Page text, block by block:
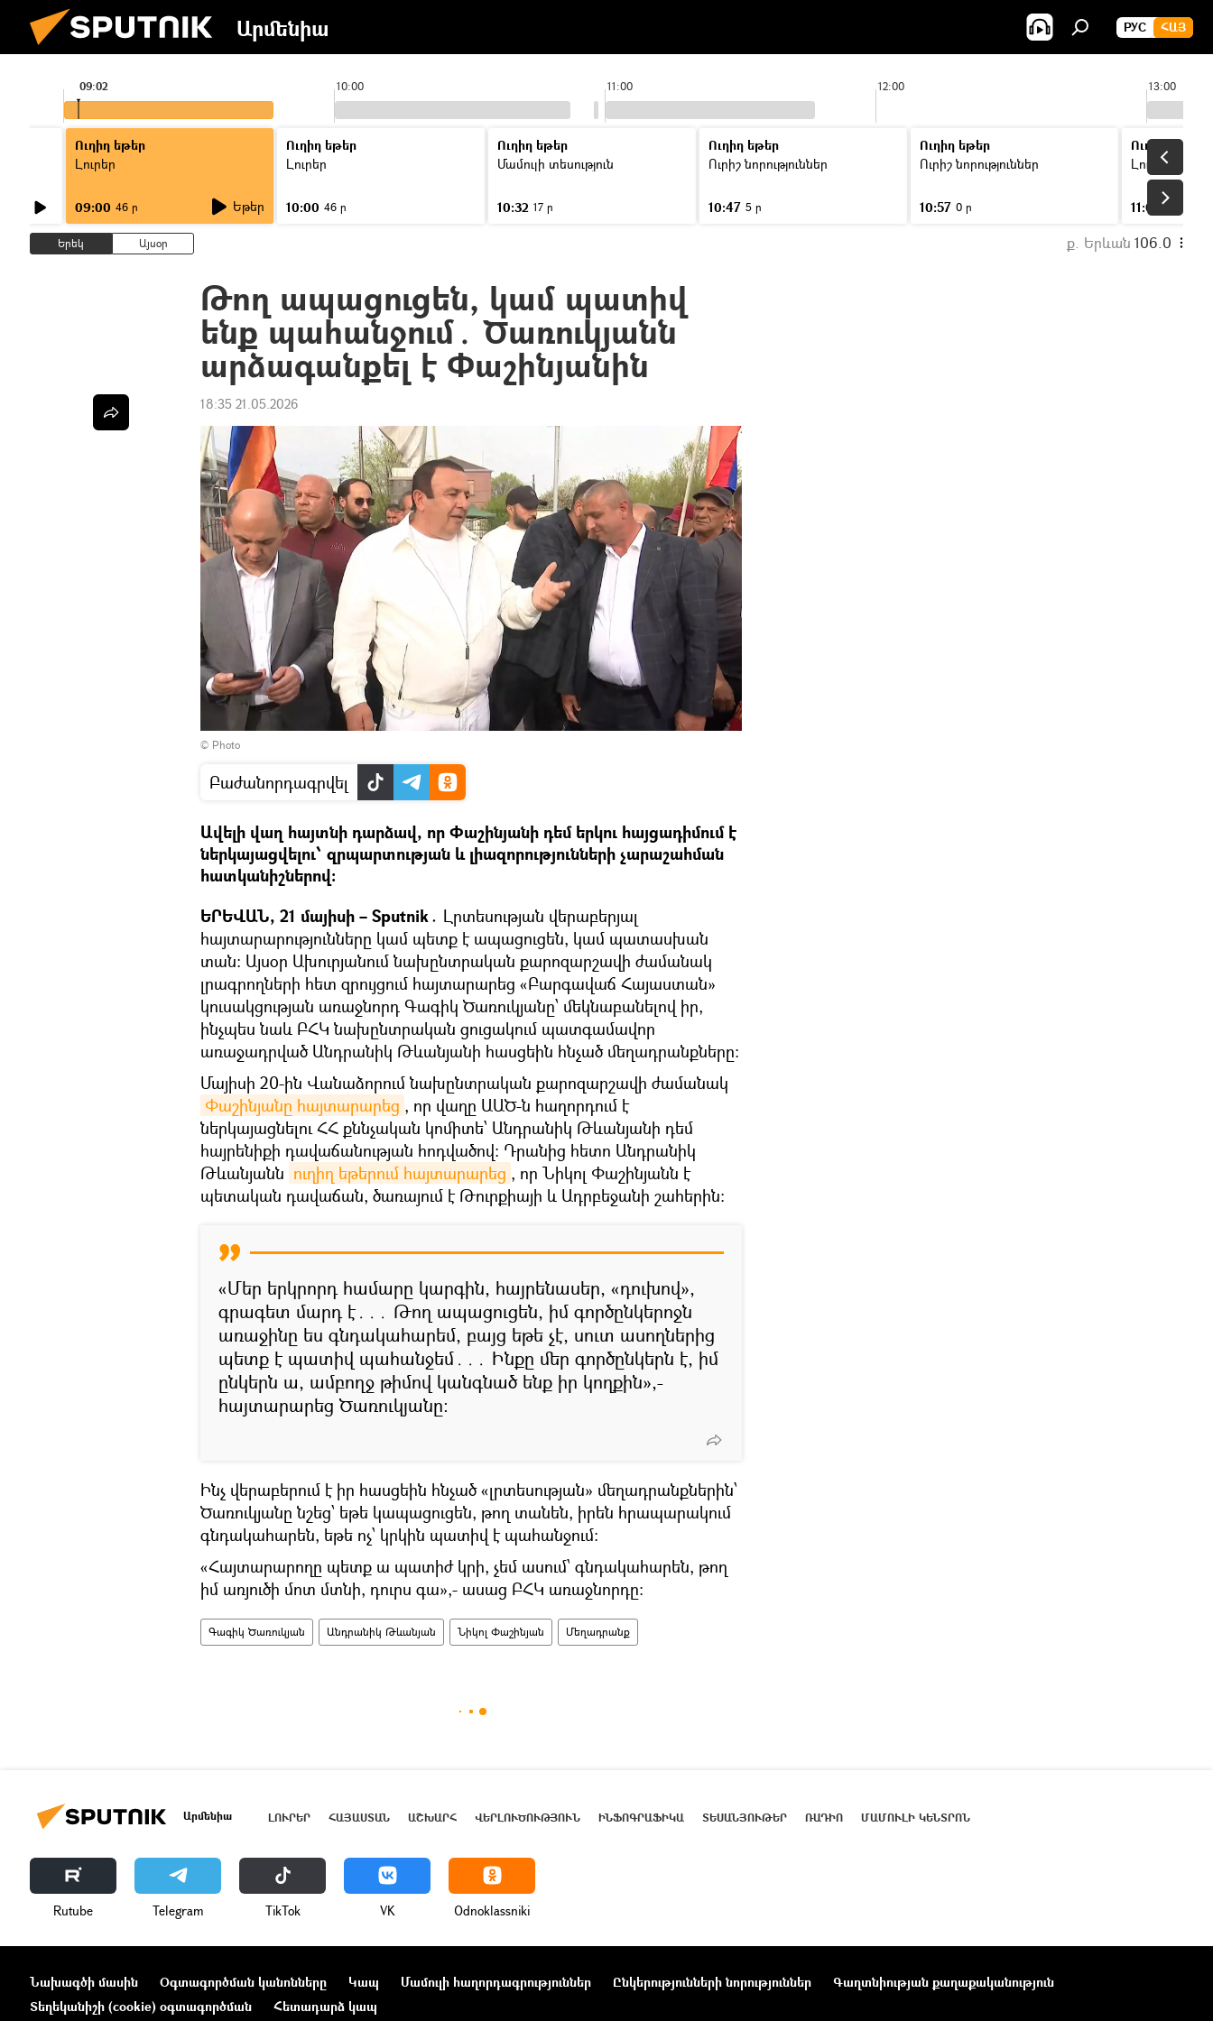
Արմենիա РУС ՀԱՅ
10:00 11:00 12:00 13:00
09:02
Ուղիղ եթեր
Լուրեր
09:00 46 ր Եթեր
Ուղիղ եթեր
Լուրեր
10:00 46 ր
Ուղիղ եթեր
Մամուլի տեսություն
10:32 17 ր
Ուղիղ եթեր
Ուրիշ նորություններ
10:47 5 ր
Ուղիղ եթեր
Ուրիշ նորություններ
10:57 0 ր
Ուղիղ եթեր
Լուրեր
11:00
Երեկ Այսօր ք. Երևան 106.0
Թող ապացուցեն, կամ պատիվ
ենք պահանջում․ Ծառուկյանն
արձագանքել է Փաշինյանին
18:35 21.05.2026
© Photo
Բաժանորդագրվել
Ավելի վաղ հայտնի դարձավ, որ Փաշինյանի դեմ երկու հայցադիմում է
ներկայացվելու՝ զրպարտության և լիազորությունների չարաշահման
հատկանիշներով։
ԵՐԵՎԱՆ, 21 մայիսի – Sputnik․ Լրտեսության վերաբերյալ
հայտարարությունները կամ պետք է ապացուցեն, կամ պատասխան
տան։ Այսօր Ախուրյանում նախընտրական քարոզարշավի ժամանակ
լրագրողների հետ զրույցում հայտարարեց «Բարգավաճ Հայաստան»
կուսակցության առաջնորդ Գագիկ Ծառուկյանը՝ մեկնաբանելով իր,
ինչպես նաև ԲՀԿ նախընտրական ցուցակում պատգամավոր
առաջադրված Անդրանիկ Թևանյանի հասցեին հնչած մեղադրանքները։
Մայիսի 20-ին Վանաձորում նախընտրական քարոզարշավի ժամանակ
Փաշինյանը հայտարարեց , որ վաղը ԱԱԾ-ն հաղորդում է
ներկայացնելու ՀՀ քննչական կոմիտե՝ Անդրանիկ Թևանյանի դեմ
հայրենիքի դավաճանության հոդվածով։ Դրանից հետո Անդրանիկ
Թևանյանն ուղիղ եթերում հայտարարեց , որ Նիկոլ Փաշինյանն է
պետական դավաճան, ծառայում է Թուրքիայի և Ադրբեջանի շահերին։
«Մեր երկրորդ համարը կարգին, հայրենասեր, «դուխով»,
գրագետ մարդ է․․․ Թող ապացուցեն, իմ գործընկերոջն
առաջինը ես գնդակահարեմ, բայց եթե չէ, սուտ ասողներից
պետք է պատիվ պահանջեմ․․․ Ինքը մեր գործընկերն է, իմ
ընկերն ա, ամբողջ թիմով կանգնած ենք իր կողքին»,-
հայտարարեց Ծառուկյանը։
Ինչ վերաբերում է իր հասցեին հնչած «լրտեսության» մեղադրանքներին՝
Ծառուկյանը նշեց՝ եթե կապացուցեն, թող տանեն, իրեն հրապարակում
գնդակահարեն, եթե ոչ՝ կրկին պատիվ է պահանջում։
«Հայտարարողը պետք ա պատիժ կրի, չեմ ասում՝ գնդակահարեն, թող
իմ առյուծի մոտ մտնի, դուրս գա»,- ասաց ԲՀԿ առաջնորդը։
Գագիկ Ծառուկյան Անդրանիկ Թևանյան Նիկոլ Փաշինյան Մեղադրանք
Արմենիա ԼՈՒՐԵՐ ՀԱՅԱՍՏԱՆ ԱՇԽԱՐՀ ՎԵՐԼՈՒԾՈՒԹՅՈՒՆ ԻՆՖՈԳՐԱՖԻԿԱ ՏԵՍԱՆՅՈՒԹԵՐ ՌԱԴԻՈ ՄԱՄՈՒԼԻ ԿԵՆՏՐՈՆ
Rutube Telegram ТikТоk VK Odnoklassniki
Նախագծի մասին Օգտագործման կանոնները Կապ Մամուլի հաղորդագրություններ Ընկերությունների նորություններ
Գաղտնիության քաղաքականություն
Տեղեկանիշի (cookie) օգտագործման
Հետադարձ կապ